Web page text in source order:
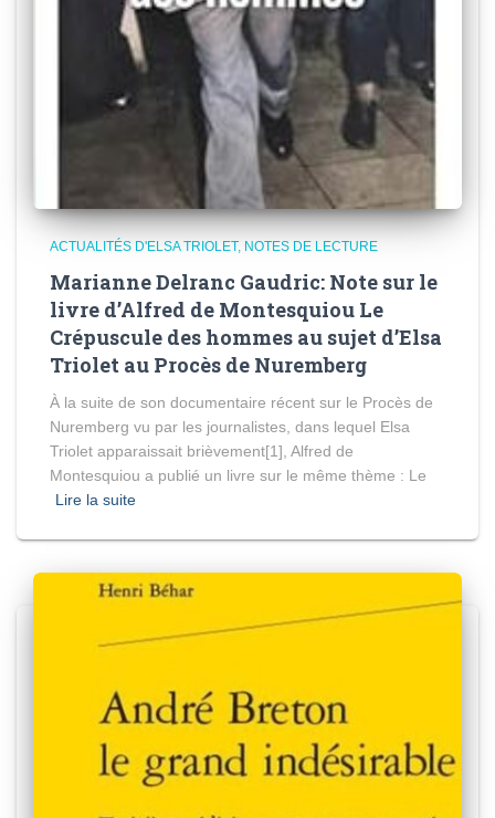
ACTUALITÉS D'ELSA TRIOLET NOTES DE LECTURE
Marianne Delranc Gaudric: Note sur le
livre d’Alfred de Montesquiou Le
Crépuscule des hommes au sujet d’Elsa
Triolet au Procès de Nuremberg
À la suite de son documentaire récent sur le Procès de
Nuremberg vu par les journalistes, dans lequel Elsa
Triolet apparaissait brièvement[1], Alfred de
Montesquiou a publié un livre sur le même thème : Le
Lire la suite